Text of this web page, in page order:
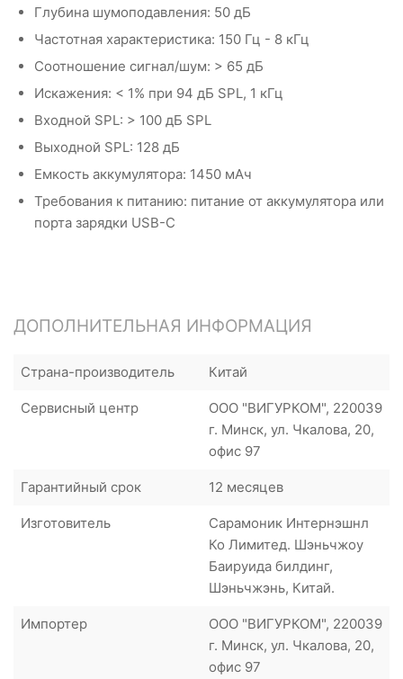
Глубина шумоподавления: 50 дБ
Частотная характеристика: 150 Гц - 8 кГц
Соотношение сигнал/шум: > 65 дБ
Искажения: < 1% при 94 дБ SPL, 1 кГц
Входной SPL: > 100 дБ SPL
Выходной SPL: 128 дБ
Емкость аккумулятора: 1450 мАч
Требования к питанию: питание от аккумулятора или
порта зарядки USB-C
ДОПОЛНИТЕЛЬНАЯ ИНФОРМАЦИЯ
Страна-производитель Китай
Сервисный центр
ООО "ВИГУРКОМ", 220039
г. Минск, ул. Чкалова, 20,
офис 97
Гарантийный срок 12 месяцев
Изготовитель
Сарамоник Интернэшнл
Ко Лимитед. Шэньчжоу
Баируида билдинг,
Шэньчжэнь, Китай.
Импортер
ООО "ВИГУРКОМ", 220039
г. Минск, ул. Чкалова, 20,
офис 97